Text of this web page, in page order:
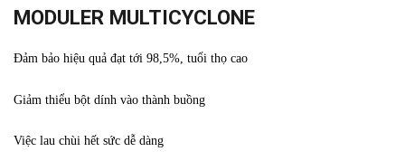
MODULER MULTICYCLONE
Đảm bảo hiệu quả đạt tới 98,5%, tuổi thọ cao
Giảm thiểu bột dính vào thành buồng
Việc lau chùi hết sức dễ dàng